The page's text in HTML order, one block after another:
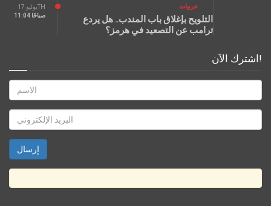
يوليو 17TH
11:04 صباحًا
عربيات
التلويح بإغلاق باب المندب.. هل يردع
ترامب عن التصعيد في هرمز؟
اشترك الآن!